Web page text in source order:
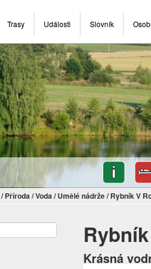
Trasy Události Slovník
/ Příroda/Voda/ Umělé nádrže/ Rybník V
Krásná